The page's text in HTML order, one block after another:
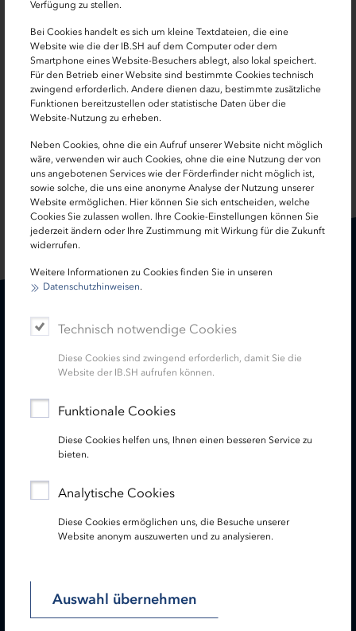
Verfügung zu stellen.
Bei Cookies handelt es sich um kleine Textdateien, die eine
Website wie die der IB.SH auf dem Computer oder dem
Smartphone eines Website-Besuchers ablegt, also lokal speichert.
Für den Betrieb einer Website sind bestimmte Cookies technisch
zwingend erforderlich. Andere dienen dazu, bestimmte zusätzliche
Funktionen bereitzustellen oder statistische Daten über die
Website-Nutzung zu erheben.
Neben Cookies, ohne die ein Aufruf unserer Website nicht möglich
wäre, verwenden wir auch Cookies, ohne die eine Nutzung der von
uns angebotenen Services wie der Förderfinder nicht möglich ist,
sowie solche, die uns eine anonyme Analyse der Nutzung unserer
Website ermöglichen. Hier können Sie sich entscheiden, welche
Cookies Sie zulassen wollen. Ihre Cookie-Einstellungen können Sie
jederzeit ändern oder Ihre Zustimmung mit Wirkung für die Zukunft
widerrufen.
Weitere Informationen zu Cookies finden Sie in unseren
Datenschutzhinweisen.
Technisch notwendige Cookies
Diese Cookies sind zwingend erforderlich, damit Sie die
Website der IB.SH aufrufen können.
Funktionale Cookies
Diese Cookies helfen uns, Ihnen einen besseren Service zu
bieten.
Analytische Cookies
Diese Cookies ermöglichen uns, die Besuche unserer
Website anonym auszuwerten und zu analysieren.
Auswahl übernehmen
Landesprogramm Arbeit
Beratung und Bewilligung Landesprogramm Arbeit
0431 9905-2222
foerderprogramme[at]ib-sh.de
SEITE TEILEN:
Karriere Treasury
Termine
Newsletter
Impressum Datenschutz